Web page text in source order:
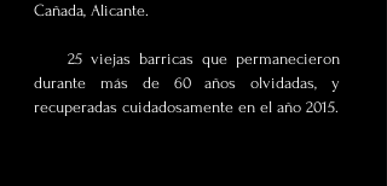
Cañada, Alicante.
25 viejas barricas que permanecieron
durante más de 60 años olvidadas, y
recuperadas cuidadosamente en el año 2015.